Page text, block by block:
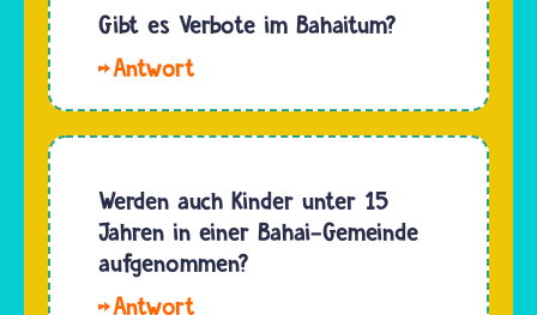
Aber die
Gleichstellung
frei
mit wem
sie Sex
haben
Voraussetzung
ist nur,
dass
beide…
Gibt es Verbote im Bahaitum?
Auch im
sind
einige
Dinge
verboten.
Werden auch Kinder unter 15
Jahren in einer Bahai-Gemeinde
aufgenommen?